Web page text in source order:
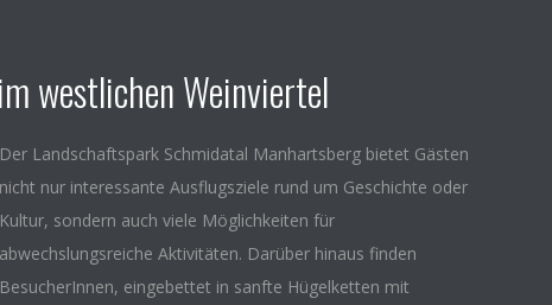
westlichen Weinviertel
Der Landschaftspark Schmidatal Manhartsberg bietet Gästen
nicht nur interessante Ausflugsziele rund um Geschichte oder
Kultur, sondern auch viele Möglichkeiten für
abwechslungsreiche Aktivitäten. Darüber hinaus finden
BesucherInnen, eingebettet in sanfte Hügelketten mit